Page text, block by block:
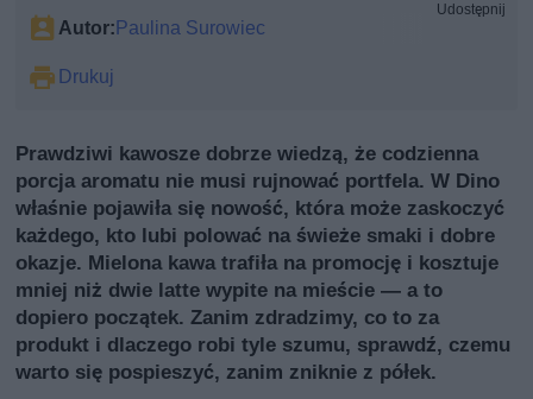
Autor: Paulina Surowiec
Drukuj
Udostępnij
Prawdziwi kawosze dobrze wiedzą, że codzienna
porcja aromatu nie musi rujnować portfela. W Dino
właśnie pojawiła się nowość, która może zaskoczyć
każdego, kto lubi polować na świeże smaki i dobre
okazje. Mielona kawa trafiła na promocję i kosztuje
mniej niż dwie latte wypite na mieście — a to
dopiero początek. Zanim zdradzimy, co to za
produkt i dlaczego robi tyle szumu, sprawdź, czemu
warto się pospieszyć, zanim zniknie z półek.